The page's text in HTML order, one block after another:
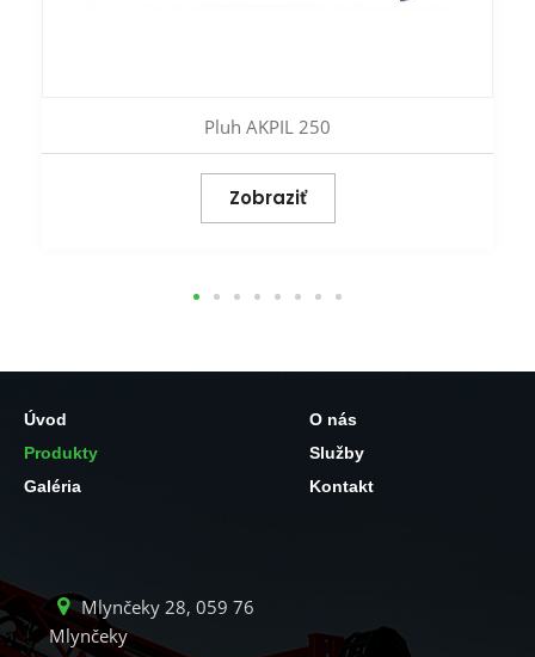
Pluh AKPIL 250
Zobraziť
Úvod
O nás
Produkty
Služby
Galéria
Kontakt
Mlynčeky 28, 059 76
Mlynčeky